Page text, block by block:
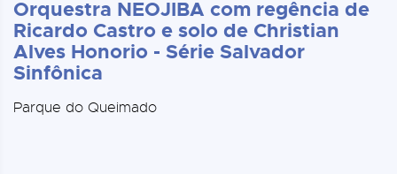
Orquestra NEOJIBA com regência de
Ricardo Castro e solo de Christian
Alves Honorio - Série Salvador
Sinfônica
Parque do Queimado